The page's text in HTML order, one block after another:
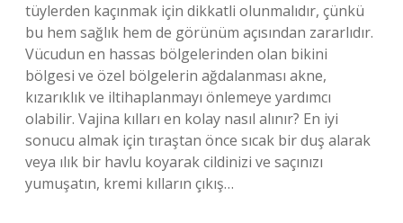
tüylerden kaçınmak için dikkatli olunmalıdır, çünkü
bu hem sağlık hem de görünüm açısından zararlıdır.
Vücudun en hassas bölgelerinden olan bikini
bölgesi ve özel bölgelerin ağdalanması akne,
kızarıklık ve iltihaplanmayı önlemeye yardımcı
olabilir. Vajina kılları en kolay nasıl alınır? En iyi
sonucu almak için tıraştan önce sıcak bir duş alarak
veya ılık bir havlu koyarak cildinizi ve saçınızı
yumuşatın, kremi kılların çıkış…